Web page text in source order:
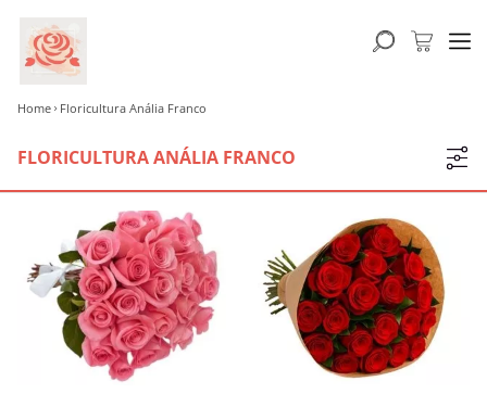
Home Floricultura Anália Franco
FLORICULTURA ANÁLIA FRANCO